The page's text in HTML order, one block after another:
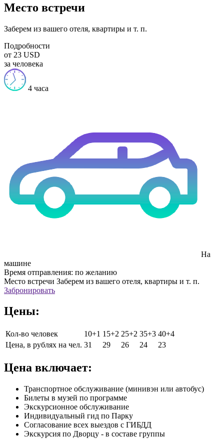
Место встречи
Заберем из вашего отеля, квартиры и т. п.
Подробности
от 23 USD
за человека
4 часа
На
машине
Время отправления: по желанию
Место встречи Заберем из вашего отеля, квартиры и т. п.
Забронировать
Цены:
Кол-во человек 10+1 15+2 25+2 35+3 40+4
Цена, в рублях на чел. 31 29 26 24 23
Цена включает:
Транспортное обслуживание (минивэн или автобус)
Билеты в музей по программе
Экскурсионное обслуживание
Индивидуальный гид по Парку
Согласование всех выездов с ГИБДД
Экскурсия по Дворцу - в составе группы